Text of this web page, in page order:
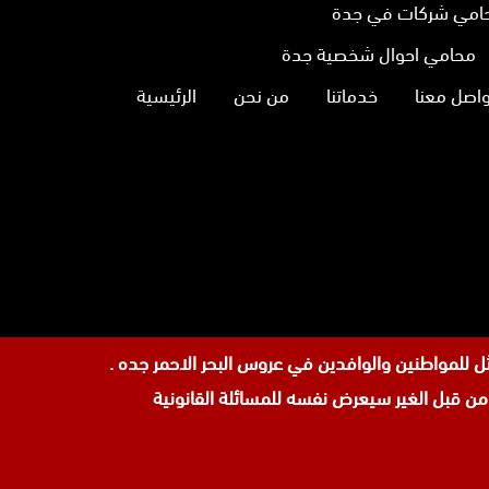
شركات في جدة
محامي احوال شخصية جدة
معنا خدماتنا من نحن الرئيسية
الغير سيعرض نفسه للمسائلة القانونية